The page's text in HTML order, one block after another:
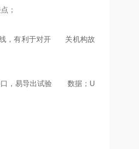
；
线，有利于对开 关机构故
口，易导出试验 数据；U